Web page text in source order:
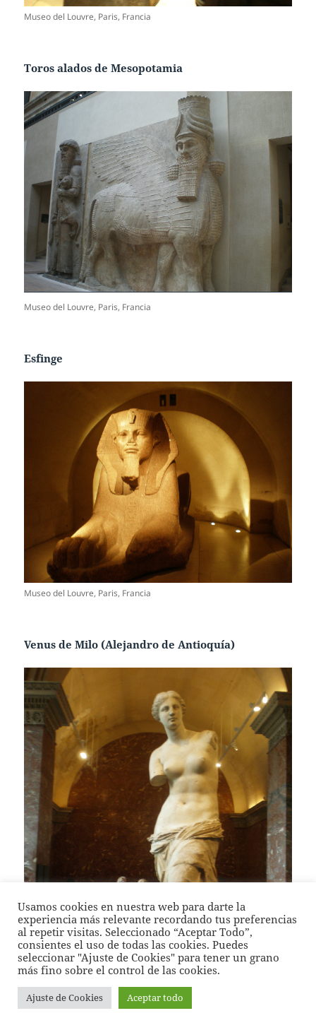
Museo del Louvre, Paris, Francia
Toros alados de Mesopotamia
Museo del Louvre, Paris, Francia
Esfinge
Museo del Louvre, Paris, Francia
Venus de Milo (Alejandro de Antioquía)
Usamos cookies en nuestra web para darte la
experiencia más relevante recordando tus preferencias
al repetir visitas. Seleccionado “Aceptar Todo”,
consientes el uso de todas las cookies. Puedes
seleccionar "Ajuste de Cookies" para tener un grano
más fino sobre el control de las cookies.
Ajuste de Cookies Aceptar todo